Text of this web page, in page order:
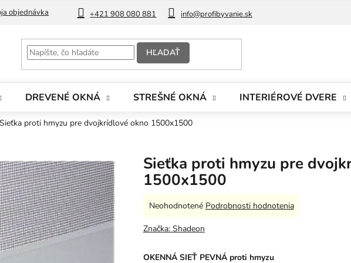
+421 908 080 881 info@profibyvanie.sk
objednávka Blog
HĽADAŤ
DREVENÉ OKNÁ STREŠNÉ OKNÁ INTERIÉROVÉ DVERE
Sieťka proti hmyzu pre dvojkrídlové okno 1500x1500
Sieťka proti hmyzu pre
1500x1500
OKENNÁ SIEŤ PEVNÁ proti hmyzu
Priemerné
produktu
Neohodnotené Podrobnosti hodnotenia
Značka: Shadeon